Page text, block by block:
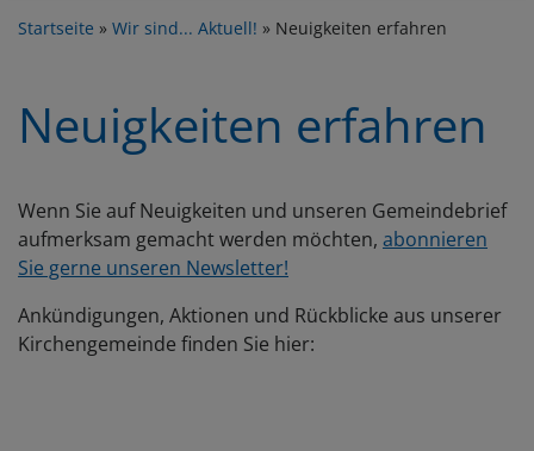
Startseite Wir sind... Aktuell! Neuigkeiten erfahren
Neuigkeiten erfahren
Wenn Sie auf Neuigkeiten und unseren Gemeindebrief
aufmerksam gemacht werden möchten, abonnieren
Sie gerne unseren Newsletter!
Ankündigungen, Aktionen und Rückblicke aus unserer
Kirchengemeinde finden Sie hier: